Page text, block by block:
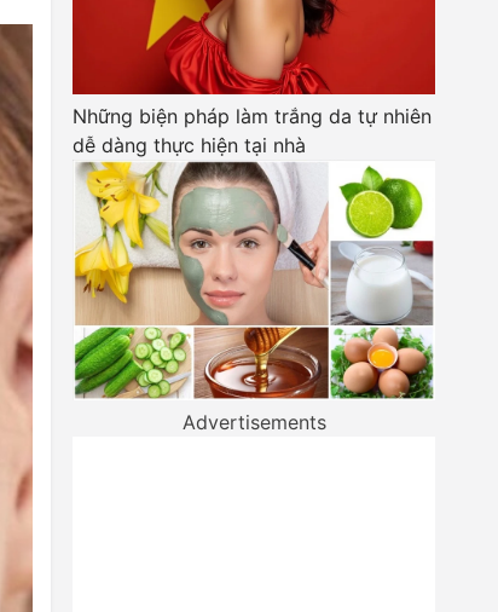
Những biện pháp làm trắng da tự nhiên
dễ dàng thực hiện tại nhà
Advertisements